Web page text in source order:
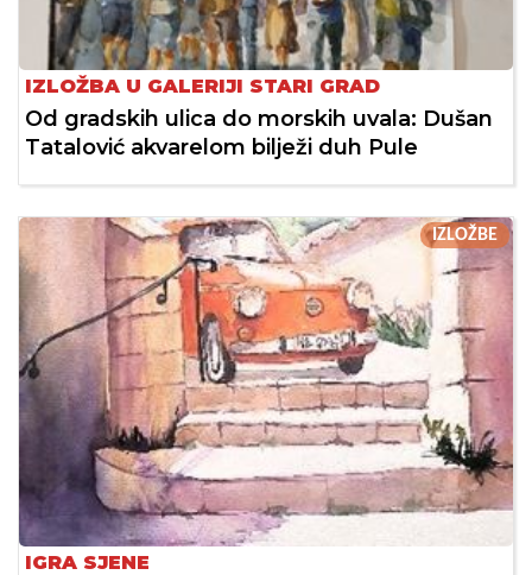
IZLOŽBA U GALERIJI STARI GRAD
Od gradskih ulica do morskih uvala: Dušan
Tatalović akvarelom bilježi duh Pule
IZLOŽBE
IGRA SJENE